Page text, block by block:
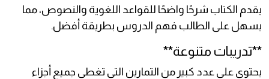
يقدم الكتاب شرحًا واضحًا للقواعد اللغوية والنصوص، مما
يسهل على الطالب فهم الدروس بطريقة أفضل.
**تدريبات متنوعة**
يحتوي على عدد كبير من التمارين التي تغطي جميع أجزاء